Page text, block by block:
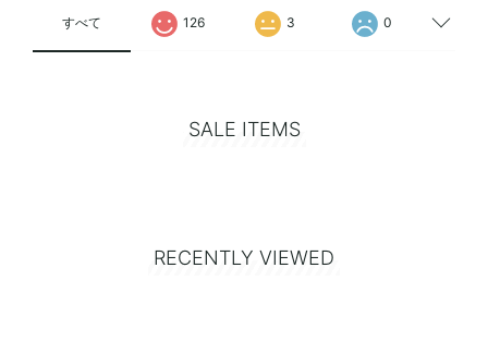
すべて 126 3 0
SALE ITEMS
RECENTLY VIEWED